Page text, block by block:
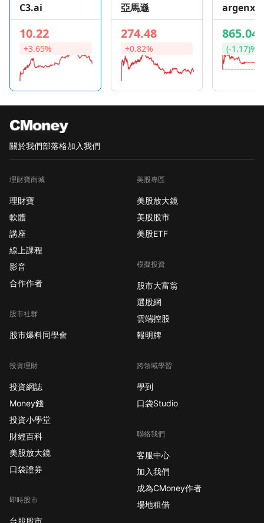
C3.ai
10.22
+3.65%
亞馬遜
274.48
+0.82%
argenx
865.04
(-1.17)%
關於我們部落格加入我們
理財寶商城
理財寶
軟體
講座
線上課程
影音
合作作者
股市社群
股市爆料同學會
投資理財
投資網誌
Money錢
投資小學堂
財經百科
美股放大鏡
口袋證券
即時股市
美股專區
美股放大鏡
美股股市
美股ETF
模擬投資
股市大富翁
選股網
雲端控股
報明牌
跨領域學習
學到
口袋Studio
聯絡我們
客服中心
加入我們
成為CMoney作者
場地租借